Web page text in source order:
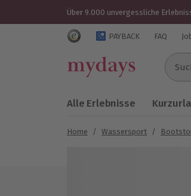
Über 9.000 unvergessliche
Trustedshops Bewertungen für
PAYBACK FAQ
Alle Erlebnisse
Home / Wassersport /